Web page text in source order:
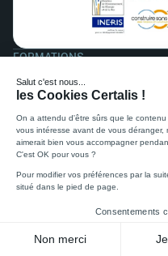
FORMATIONS
Conduite en sécurité / CACES®
Autorisation de Conduite
Secourisme SST
Habilitations Électriques
Gestes et Postures